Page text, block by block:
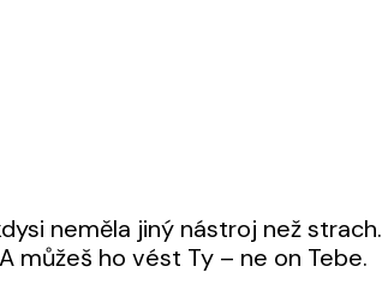
neměla jiný nástroj než strach.
můžeš ho vést Ty – ne on Tebe.